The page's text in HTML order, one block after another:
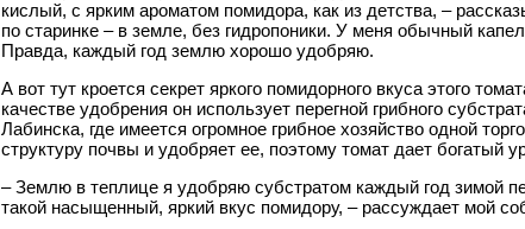
кислый, с ярким ароматом помидора, как из детства, –
по старинке – в земле, без гидропоники. У меня обычный
Правда, каждый год землю хорошо удобряю.
А вот тут кроется секрет яркого помидорного вкуса этого
качестве удобрения он использует перегной грибного
Лабинска, где имеется огромное грибное хозяйство одной
структуру почвы и удобряет ее, поэтому томат дает богатый
– Землю в теплице я удобряю субстратом каждый год зимой
такой насыщенный, яркий вкус помидору, – рассуждает мой